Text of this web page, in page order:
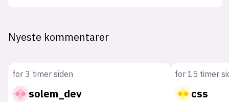
Nyeste kommentarer
for 3 timer siden
solem_dev
for 15 timer
css